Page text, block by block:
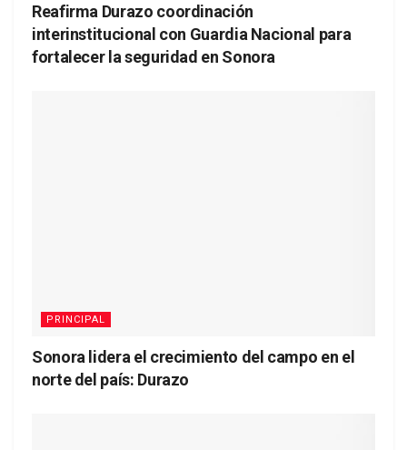
Reafirma Durazo coordinación
interinstitucional con Guardia Nacional para
fortalecer la seguridad en Sonora
PRINCIPAL
Sonora lidera el crecimiento del campo en el
norte del país: Durazo